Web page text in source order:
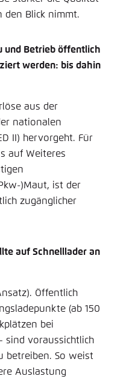
den Blick nimmt.
und Betrieb öffentlich
werden: bis dahin
aus der
nationalen
II) hervorgeht. Für
auf Weiteres
)Maut, ist der
zugänglicher
auf Schnelllader an
Öffentlich
(ab 150
bei
sind voraussichtlich
betreiben. So weist
Auslastung